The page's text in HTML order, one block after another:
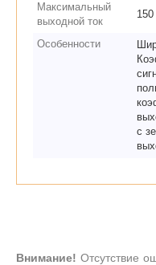
Максимальный
выходной ток
Особенности
с
Внимание! Отсутствие